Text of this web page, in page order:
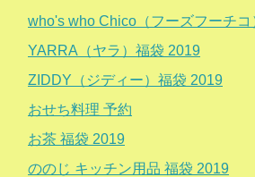
who's who Chico（フーズフーチ
YARRA（ヤラ）福袋 2019
ZIDDY（ジディー）福袋 2019
おせち料理 予約
お茶 福袋 2019
ののじ キッチン用品 福袋 2019